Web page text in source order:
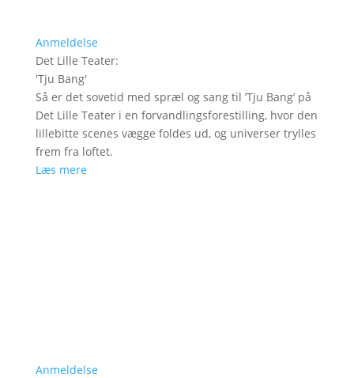
Anmeldelse
Det Lille Teater:
'Tju Bang'
Så er det sovetid med spræl og sang til ’Tju Bang’ på
Det Lille Teater i en forvandlingsforestilling, hvor den
lillebitte scenes vægge foldes ud, og universer trylles
frem fra loftet.
Læs mere
Anmeldelse